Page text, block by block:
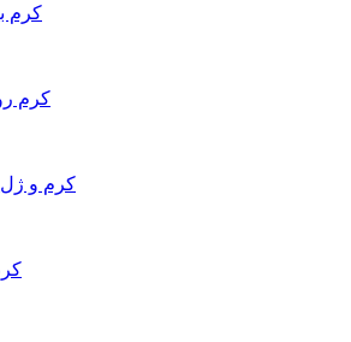
کرم
کرم
کرم و